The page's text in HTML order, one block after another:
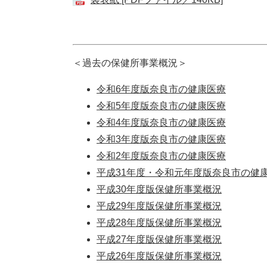
＜過去の保健所事業概況＞
令和6年度版奈良市の健康医療
令和5年度版奈良市の健康医療
令和4年度版奈良市の健康医療
令和3年度版奈良市の健康医療
令和2年度版奈良市の健康医療
平成31年度・令和元年度版奈良市の健
平成30年度版保健所事業概況
平成29年度版保健所事業概況
平成28年度版保健所事業概況
平成27年度版保健所事業概況
平成26年度版保健所事業概況